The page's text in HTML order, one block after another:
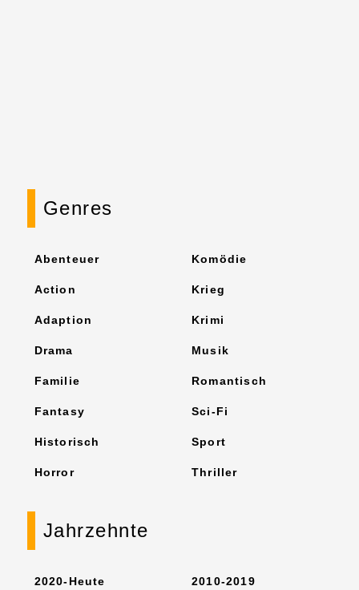
Genres
Abenteuer
Action
Adaption
Drama
Familie
Fantasy
Historisch
Horror
Komödie
Krieg
Krimi
Musik
Romantisch
Sci-Fi
Sport
Thriller
Jahrzehnte
2020-Heute 2010-2019